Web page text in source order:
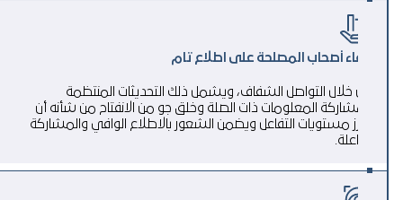
إبقاء أصحاب المصلحة على اطلاع تام
من خلال التواصل الشفاف، ويشمل ذلك التحديثات المنتظمة
ومشاركة المعلومات ذات الصلة وخلق جو من الانفتاح من شأنه أن
يعزز مستويات التفاعل ويضمن الشعور بالاطلاع الوافي والمشاركة
الفاعلة.